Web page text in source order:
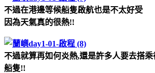
不過在港邊等候船隻啟航也是不太好受
因為天氣真的很熱!!
不過就算再如何炎熱,還是許多人要去搭
船隻!!